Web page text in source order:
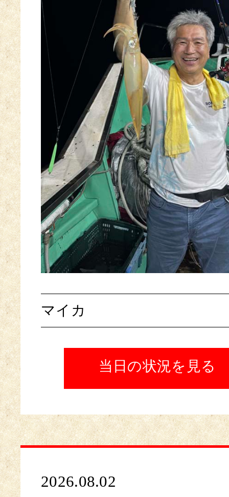
マイカ
当日の状況を見る
2026.08.02